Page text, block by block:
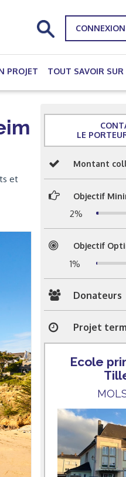
PROJET TOUT SAVOIR SUR
et
LE
Montant
Objectif
2%
Objectif
1%
Donateurs
Projet
Ecole